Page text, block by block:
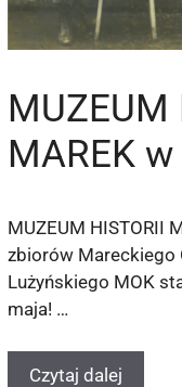
MUZEUM
MAREK
MUZEUM HISTORII
zbiorów Mareckiego
Lużyńskiego MOK
maja! …
Czytaj dalej